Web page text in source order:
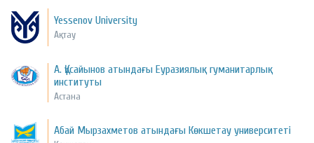
Yessenov University
Ақтау
А. Құсайынов атындағы Еуразиялық гуманитарлық
институты
Астана
Абай Мырзахметов атындағы Көкшетау университеті